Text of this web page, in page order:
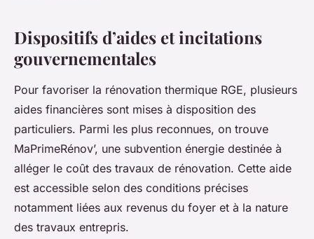
Dispositifs d’aides et incitations
gouvernementales
Pour favoriser la rénovation thermique RGE, plusieurs
aides financières sont mises à disposition des
particuliers. Parmi les plus reconnues, on trouve
MaPrimeRénov’, une subvention énergie destinée à
alléger le coût des travaux de rénovation. Cette aide
est accessible selon des conditions précises
notamment liées aux revenus du foyer et à la nature
des travaux entrepris.